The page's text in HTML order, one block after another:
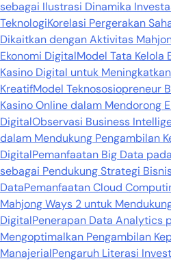
sebagai Ilustrasi Dinamika
TeknologiKorelasi Pergerakan
Dikaitkan dengan Aktivitas
Ekonomi DigitalModel Tata Kelola
Kasino Digital untuk
KreatifModel Teknososiopreneur
Kasino Online dalam Mendorong
DigitalObservasi Business
dalam Mendukung Pengambilan
DigitalPemanfaatan Big Data
sebagai Pendukung Strategi
DataPemanfaatan Cloud
Mahjong Ways 2 untuk
DigitalPenerapan Data Analytics
Mengoptimalkan Pengambilan
ManajerialPengaruh Literasi